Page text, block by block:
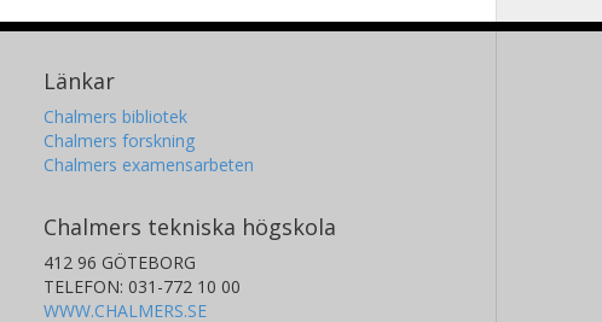
Länkar
Chalmers bibliotek
Chalmers forskning
Chalmers examensarbeten
Chalmers tekniska högskola
412 96 GÖTEBORG
TELEFON: 031-772 10 00
WWW.CHALMERS.SE